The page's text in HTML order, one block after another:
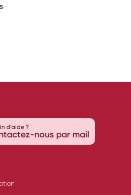
Twitter
sur LinkedIn
sur Youtube
sur Instagram
d'aide ?
nous par mail